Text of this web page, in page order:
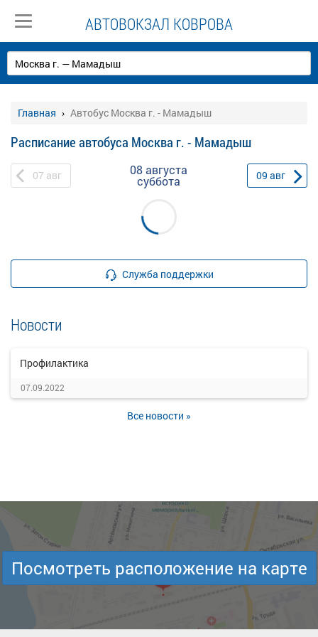
АВТОВОКЗАЛ КОВРОВА
Главная Автобус Москва г. - Мамадыш
Расписание автобуса Москва г. - Мамадыш
07 авг 08 августа
суббота 09 авг
Служба поддержки
Новости
Профилактика
07.09.2022
Все новости »
Посмотреть расположение на карте